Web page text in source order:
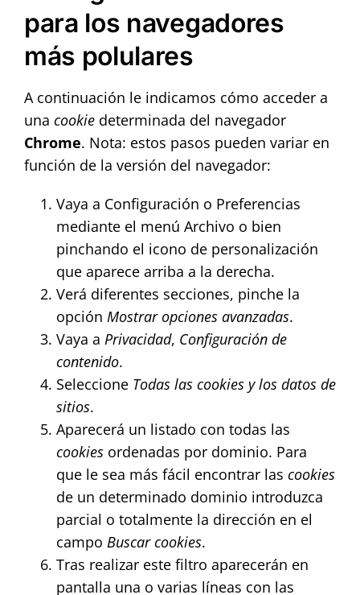
para los navegadores
más polulares
A continuación le indicamos cómo acceder a
una cookie determinada del navegador
Chrome. Nota: estos pasos pueden variar en
función de la versión del navegador:
Vaya a Configuración o Preferencias
mediante el menú Archivo o bien
pinchando el icono de personalización
que aparece arriba a la derecha.
Verá diferentes secciones, pinche la
opción Mostrar opciones avanzadas.
Vaya a Privacidad, Configuración de
contenido.
Seleccione Todas las cookies y los datos de
sitios.
Aparecerá un listado con todas las
cookies ordenadas por dominio. Para
que le sea más fácil encontrar las cookies
de un determinado dominio introduzca
parcial o totalmente la dirección en el
campo Buscar cookies.
Tras realizar este filtro aparecerán en
pantalla una o varias líneas con las